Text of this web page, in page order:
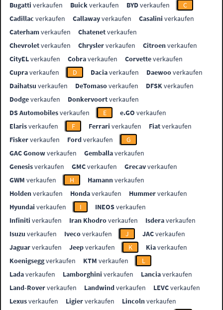
Bugatti verkaufen Buickverkaufen BYDverkaufen
C
Cadillac verkaufen Callawayverkaufen Casalini verkaufen
Caterhamverkaufen Chatenetverkaufen
Chevroletverkaufen Chryslerverkaufen Citroenverkaufen
CityELverkaufen Cobraverkaufen Corvetteverkaufen
Cupraverkaufen D Daciaverkaufen Daewooverkaufen
Daihatsu verkaufen DeTomasoverkaufen DFSKverkaufen
Dodgeverkaufen Donkervoortverkaufen
DS Automobilesverkaufen E e.GO verkaufen
Elarisverkaufen F Ferrari verkaufen Fiatverkaufen
Fiskerverkaufen Fordverkaufen
G
GAC Gonowverkaufen Gemballaverkaufen
Genesisverkaufen GMCverkaufen Grecavverkaufen
GWM verkaufen H Hamannverkaufen
Holdenverkaufen Hondaverkaufen Hummerverkaufen
Hyundai verkaufen I INEOSverkaufen
Infiniti verkaufen Iran Khodroverkaufen Isderaverkaufen
Isuzu verkaufen Ivecoverkaufen J JACverkaufen
Jaguarverkaufen Jeepverkaufen K Kiaverkaufen
Koenigseggverkaufen KTM verkaufen
L
Ladaverkaufen Lamborghini verkaufen Lanciaverkaufen
Land-Roververkaufen Landwindverkaufen LEVCverkaufen
Lexusverkaufen Ligierverkaufen Lincolnverkaufen